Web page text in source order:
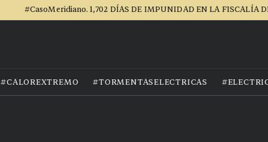
#CasoMeridiano. 1,702 DÍAS DE IMPUNIDAD EN LA FISCALÍA
#CALOREXTREMO #TORMENTASELECTRICAS